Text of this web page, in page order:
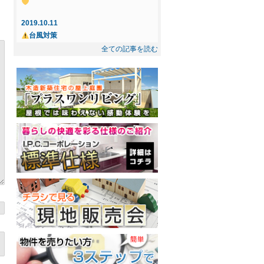
☆ ご成約になりました
2025.5.8
☆インフィニガーデン下間久里☆ ご成約
2025.2.21
◇◆新規物件◆◇屋上庭園付住宅提案
型・売地～インフィニガーデン川口・東
内野 ご紹介～
2019.10.11
台風対策
忘れもの
2019.7.14
花風、OPEN！
2019.7.12
丸木製茶、春日部にOPEN！
2019.2.17
屋上プラン－Dog Garden－
2018.12.10
十日市
全ての記事を読む